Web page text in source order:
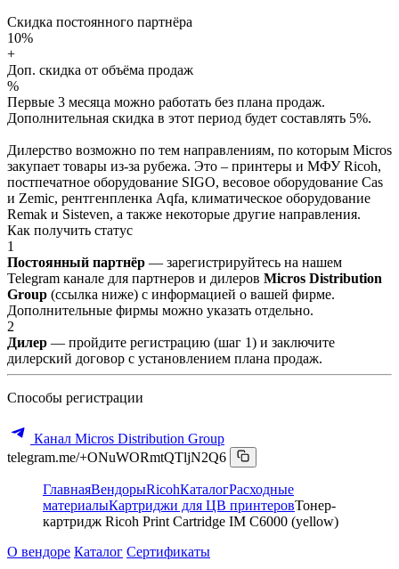
Скидка постоянного партнёра
10%
+
Доп. скидка от объёма продаж
%
Первые 3 месяца можно работать без плана продаж.
Дополнительная скидка в этот период будет составлять 5%.
Дилерство возможно по тем направлениям, по которым Micros
закупает товары из-за рубежа. Это – принтеры и МФУ Ricoh,
постпечатное оборудование SIGO, весовое оборудование Cas
и Zemic, рентгенпленка Aqfa, климатическое оборудование
Remak и Sisteven, а также некоторые другие направления.
Как получить статус
1
Постоянный партнёр — зарегистрируйтесь на нашем
Telegram канале для партнеров и дилеров Micros Distribution
Group (ссылка ниже) с информацией о вашей фирме.
Дополнительные фирмы можно указать отдельно.
2
Дилер — пройдите регистрацию (шаг 1) и заключите
дилерский договор с установлением плана продаж.
Способы регистрации
Канал Micros Distribution Group
telegram.me/+ONuWORmtQTljN2Q6
ГлавнаяВендорыRicohКаталогРасходные
материалыКартриджи для ЦВ принтеровТонер-
картридж Ricoh Print Cartridge IM C6000 (yellow)
О вендоре Каталог Сертификаты